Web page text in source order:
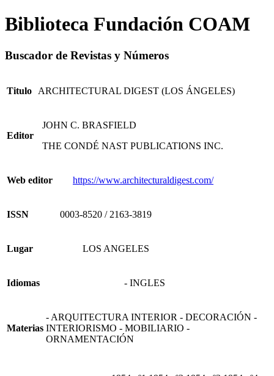
Biblioteca Fundación COAM
Buscador de Revistas y Números
Titulo ARCHITECTURAL DIGEST (LOS ÁNGELES)
Editor
JOHN C. BRASFIELD
THE CONDÉ NAST PUBLICATIONS INC.
Web editor https://www.architecturaldigest.com/
ISSN 0003-8520 / 2163-3819
Lugar LOS ANGELES
Idiomas - INGLES
Materias
- ARQUITECTURA INTERIOR - DECORACIÓN -
INTERIORISMO - MOBILIARIO -
ORNAMENTACIÓN